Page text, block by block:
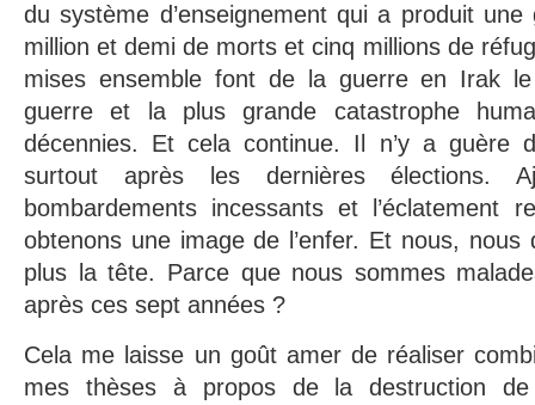
du système d’enseignement qui a produit
million et demi de morts et cinq millions de
mises ensemble font de la guerre en Irak
guerre et la plus grande catastrophe
décennies. Et cela continue. Il n’y a guère
surtout après les dernières élections.
bombardements incessants et l’éclatement
obtenons une image de l’enfer. Et nous, nous
plus la tête. Parce que nous sommes
après ces sept années ?
Cela me laisse un goût amer de réaliser
mes thèses à propos de la destruction de